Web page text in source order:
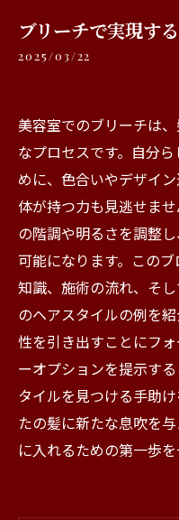
ブリーチで実現す
2025/03/22
美容室でのブリーチは
なプロセスです。自分
めに、色合いやデザイ
体が持つ力も見逃せま
の階調や明るさを調整
可能になります。この
知識、施術の流れ、そ
のヘアスタイルの例を
性を引き出すことにフ
ーオプションを提示す
タイルを見つける手助
たの髪に新たな息吹を
に入れるための第一歩